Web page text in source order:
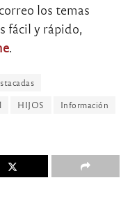
los temas
fácil y rápido,
.
HIJOS Información